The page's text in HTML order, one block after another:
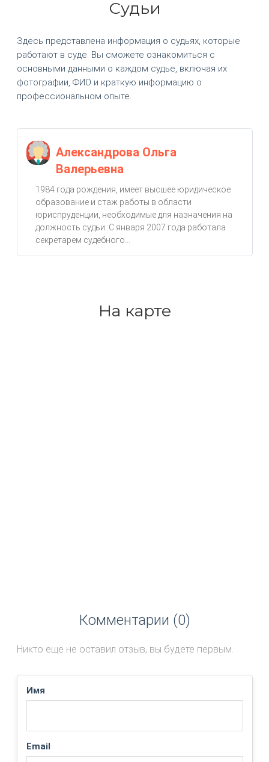
Судьи
Здесь представлена информация о судьях, которые
работают в суде. Вы сможете ознакомиться с
основными данными о каждом судье, включая их
фотографии, ФИО и краткую информацию о
профессиональном опыте.
Александрова Ольга
Валерьевна
1984 года рождения, имеет высшее юридическое
образование и стаж работы в области
юриспруденции, необходимые для назначения на
должность судьи. С января 2007 года работала
секретарем судебного...
На карте
Комментарии (0)
Никто еще не оставил отзыв, вы будете первым.
Имя
Email